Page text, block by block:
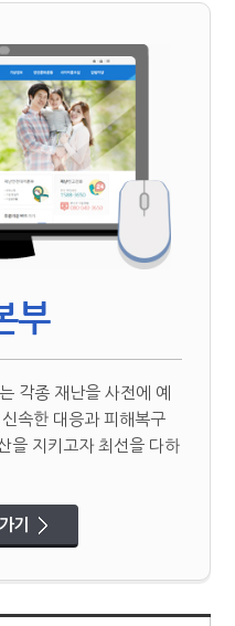
부
각종 재난을 사전에 예
속한 대응과 피해복구
을 지키고자 최선을 다하
기